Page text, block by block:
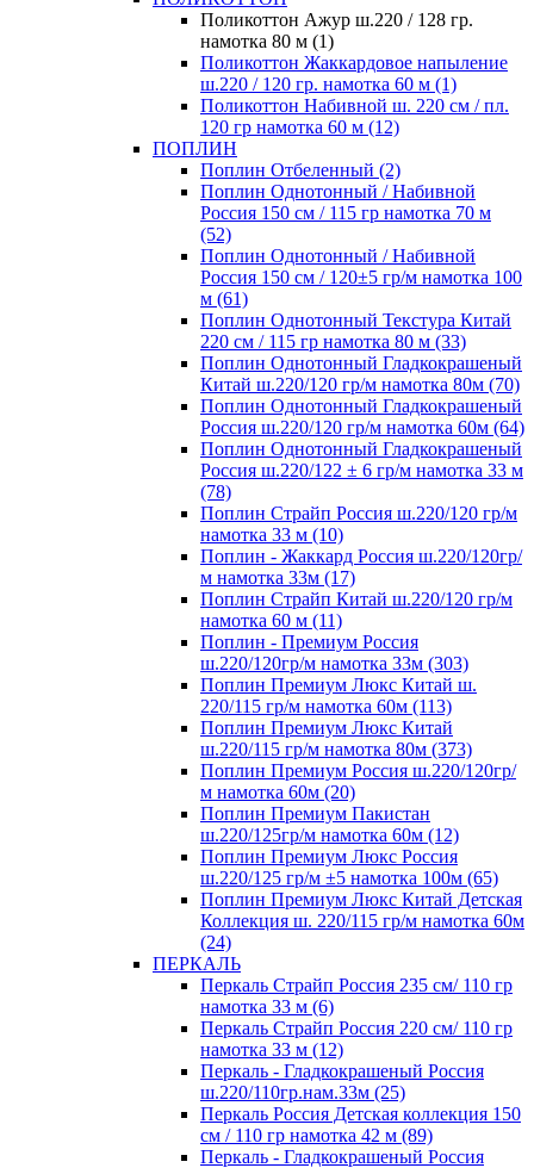
Поликоттон Ажур ш.220 / 128 гр.
намотка 80 м (1)
Поликоттон Жаккардовое напыление
ш.220 / 120 гр. намотка 60 м (1)
Поликоттон Набивной ш. 220 см / пл.
120 гр намотка 60 м (12)
ПОПЛИН
Поплин Отбеленный (2)
Поплин Однотонный / Набивной
Россия 150 см / 115 гр намотка 70 м
(52)
Поплин Однотонный / Набивной
Россия 150 см / 120±5 гр/м намотка 100
м (61)
Поплин Однотонный Текстура Китай
220 см / 115 гр намотка 80 м (33)
Поплин Однотонный Гладкокрашеный
Китай ш.220/120 гр/м намотка 80м (70)
Поплин Однотонный Гладкокрашеный
Россия ш.220/120 гр/м намотка 60м (64)
Поплин Однотонный Гладкокрашеный
Россия ш.220/122 ± 6 гр/м намотка 33 м
(78)
Поплин Страйп Россия ш.220/120 гр/м
намотка 33 м (10)
Поплин - Жаккард Россия ш.220/120гр/
м намотка 33м (17)
Поплин Страйп Китай ш.220/120 гр/м
намотка 60 м (11)
Поплин - Премиум Россия
ш.220/120гр/м намотка 33м (303)
Поплин Премиум Люкс Китай ш.
220/115 гр/м намотка 60м (113)
Поплин Премиум Люкс Китай
ш.220/115 гр/м намотка 80м (373)
Поплин Премиум Россия ш.220/120гр/
м намотка 60м (20)
Поплин Премиум Пакистан
ш.220/125гр/м намотка 60м (12)
Поплин Премиум Люкс Россия
ш.220/125 гр/м ±5 намотка 100м (65)
Поплин Премиум Люкс Китай Детская
Коллекция ш. 220/115 гр/м намотка 60м
(24)
ПЕРКАЛЬ
Перкаль Страйп Россия 235 см/ 110 гр
намотка 33 м (6)
Перкаль Страйп Россия 220 см/ 110 гр
намотка 33 м (12)
Перкаль - Гладкокрашеный Россия
ш.220/110гр.нам.33м (25)
Перкаль Россия Детская коллекция 150
см / 110 гр намотка 42 м (89)
Перкаль - Гладкокрашеный Россия